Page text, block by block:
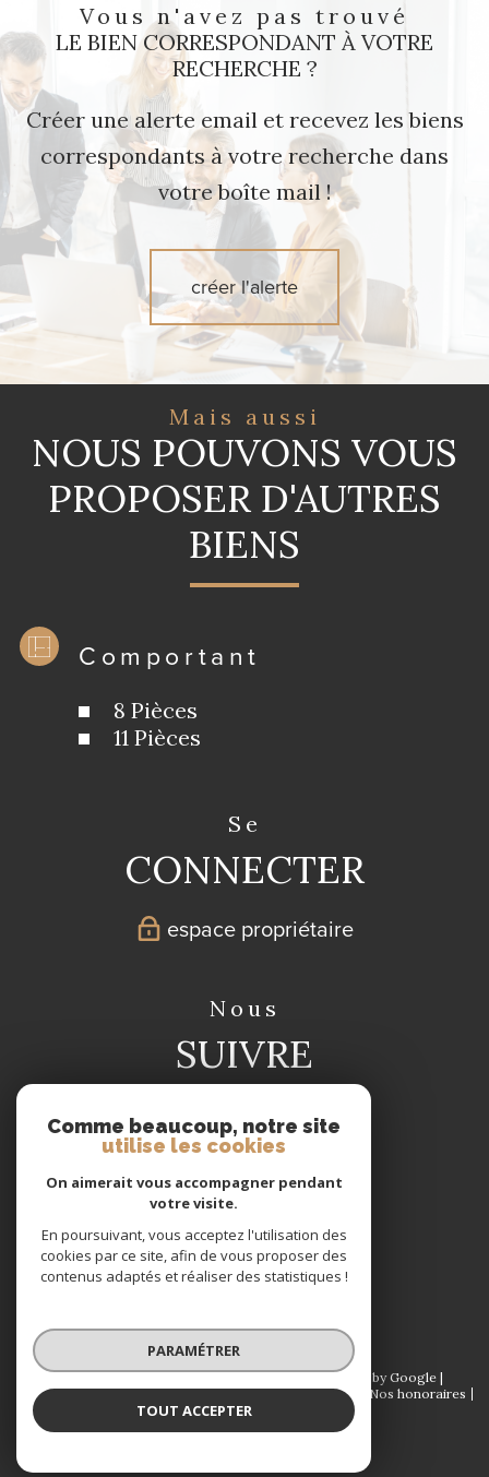
Vous n'avez pas trouvé
LE BIEN CORRESPONDANT À VOTRE
RECHERCHE ?
Créer une alerte email et recevez les biens
correspondants à votre recherche dans
votre boîte mail !
créer l'alerte
Mais aussi
NOUS POUVONS VOUS
PROPOSER D'AUTRES
BIENS
Comportant
8 Pièces
11 Pièces
se
CONNECTER
espace propriétaire
nous
SUIVRE
nous
ADHÉRONS
© 2026 | Tous droits réservés | Traduction powered by Google |
Plan du site
Mentions légales Admin Partenaires
Nos honoraires
Politique RGPD
Comme beaucoup, notre site
utilise les cookies
On aimerait vous accompagner pendant
votre visite.
En poursuivant, vous acceptez l'utilisation des
cookies par ce site, afin de vous proposer des
contenus adaptés et réaliser des statistiques !
PARAMÉTRER
TOUT ACCEPTER